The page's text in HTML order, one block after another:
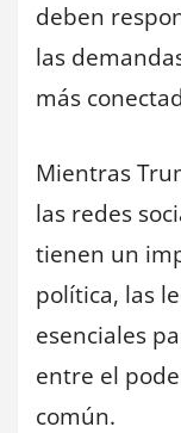
deben
las
más
Mientras
las redes
tienen un
política, las
esenciales
entre el
común.